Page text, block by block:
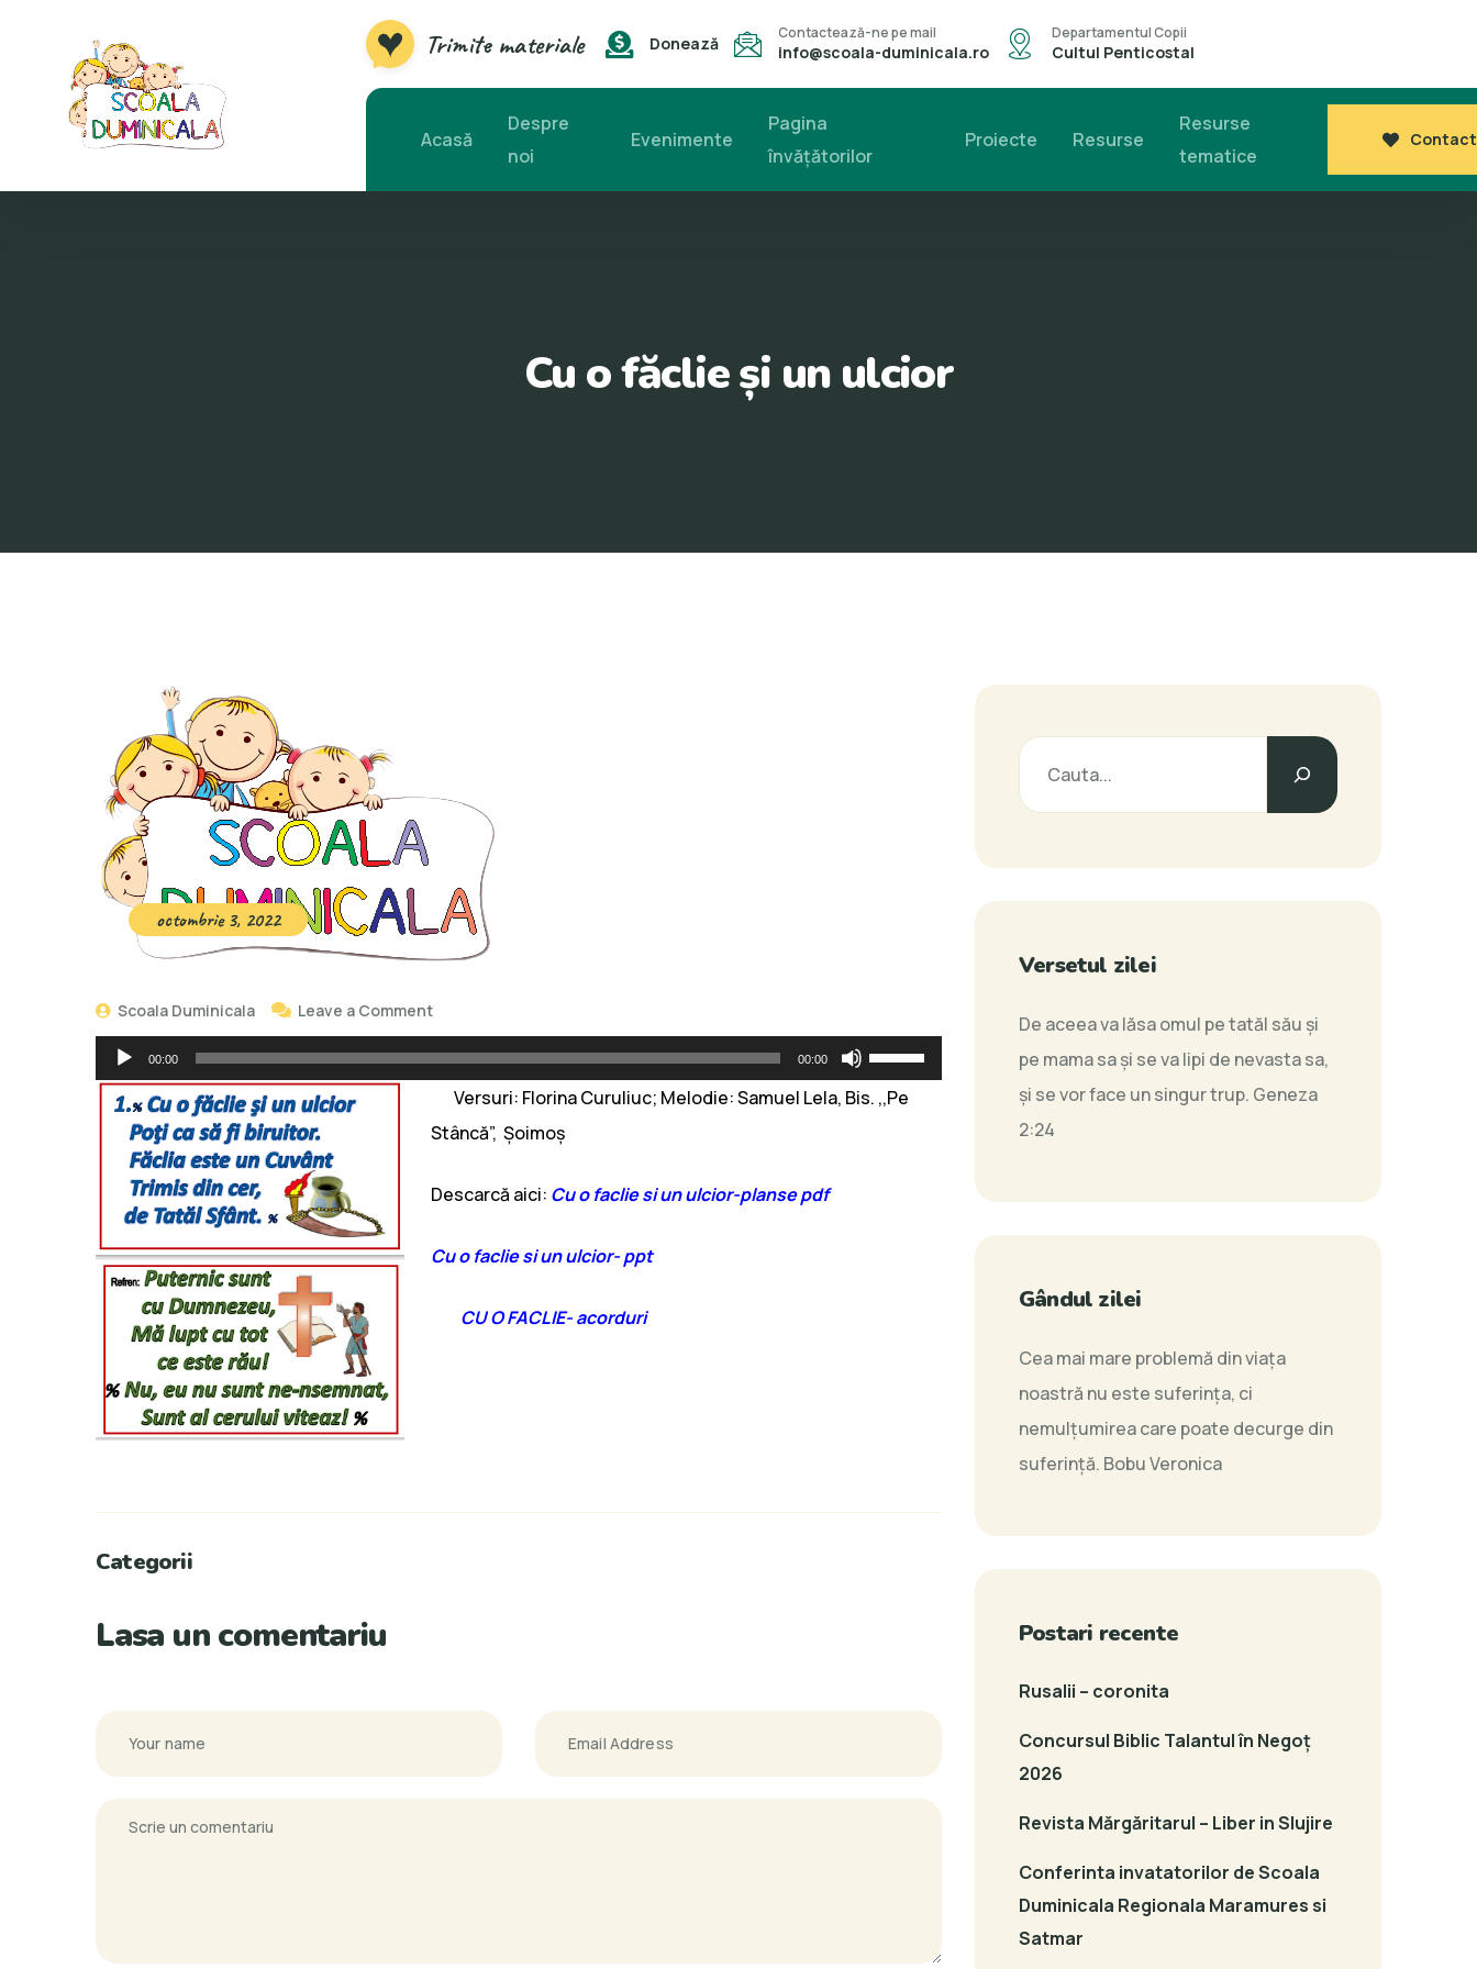
Trimite materiale Donează
Contactează-ne pe mail
info@scoala-duminicala.ro
Departamentul Copii
Cultul Penticostal
Acasă
Despre
noi
Evenimente
Pagina
învăţătorilor
Proiecte Resurse
Resurse
tematice
Contact
Cu o făclie și un ulcior
octombrie 3, 2022
Scoala Duminicala Leave a Comment
Player
audio
00:00 00:00
Folosește
tastele
Versuri: Florina Curuliuc; Melodie: Samuel Lela, Bis. ,,Pe
Stâncă”, Șoimoș
Descarcă aici: Cu o faclie si un ulcior-planse pdf
Cu o faclie si un ulcior- ppt
CU O FACLIE- acorduri
Categorii
Lasa un comentariu
Versetul zilei
De aceea va lăsa omul pe tatăl său şi
pe mama sa şi se va lipi de nevasta sa,
şi se vor face un singur trup. Geneza
2:24
Gândul zilei
Cea mai mare problemă din viața
noastră nu este suferința, ci
nemulţumirea care poate decurge din
suferință. Bobu Veronica
Postari recente
Rusalii – coronita
Concursul Biblic Talantul în Negoț
2026
Revista Mărgăritarul – Liber in Slujire
Conferinta invatatorilor de Scoala
Duminicala Regionala Maramures si
Satmar